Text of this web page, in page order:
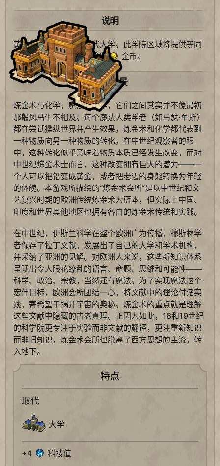
说明
黄金黎明协会专属，替代大学。此学院区域将提供等同
于其
科技值相邻加成的 金币。
历史背景
炼金术与化学，魔法与科学，它们之间其实并不像最初
那般风马牛不相及。每个魔法人类学者（如马瑟·牟斯）
都在尝试操纵世界并产生效果。炼金术和化学都代表到
一种物质向另一种物质的转化。在中世纪观察者的眼
中，这种转化似乎意味着物质本质已经发生改变。而对
中世纪炼金术士而言，这种改变拥有巨大的潜力——一
个人可以把铅变成黄金，或者把老迈的身躯转换为年轻
的体魄。本游戏所描绘的“炼金术会所”是以中世纪和文
艺复兴时期的欧洲传统炼金术为蓝本，但实际上中国、
印度和世界其他地区也拥有各自的炼金术传统和实践。
在中世纪，伊斯兰科学在整个欧洲广为传播，穆斯林学
者保存了拉丁文献，发展出了自己的大学和学术机构，
并采纳了亚洲的见解。对欧洲人来说，这些新知识体系
呈现出令人眼花缭乱的语言、命题、思维和可能性——
科学、政治、宗教，当然还有魔法。为了实现魔法这个
宏伟目标，欧洲会所团结一心，将文献中的理论付诸实
践，寄希望于揭开宇宙的奥秘。炼金术的重点就是理解
这些文献中隐藏的古老真理。正因为如此，18和19世纪
的科学院更专注于实验而非文献的翻译，更注重新知识
而非旧知识，炼金术会所也脱离了西方思想的主流，转
入地下。
特点
取代
大学
+4
科技值